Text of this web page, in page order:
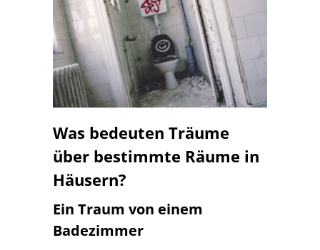
Was bedeuten Träume
über bestimmte Räume in
Häusern?
Ein Traum von einem
Badezimmer